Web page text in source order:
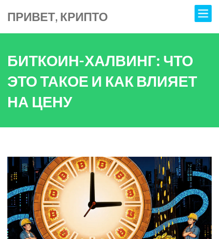
ПРИВЕТ, КРИПТО
БИТКОИН-ХАЛВИНГ: ЧТО
ЭТО ТАКОЕ И КАК ВЛИЯЕТ
НА ЦЕНУ